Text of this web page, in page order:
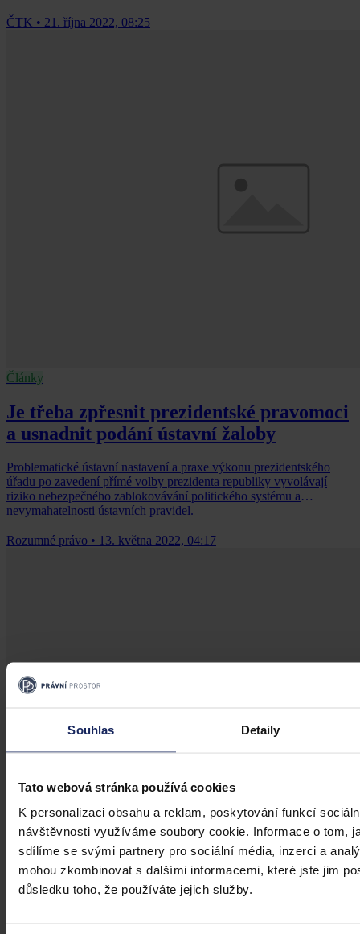
Souhlas Detaily
Tato webová stránka používá cookies
K personalizaci obsahu a reklam, poskytování funkcí
návštěvnosti využíváme soubory cookie. Informace o tom,
sdílíme se svými partnery pro sociální média, inzerci a
mohou zkombinovat s dalšími informacemi, které jste jim
důsledku toho, že používáte jejich služby.
ČTK • 21. října 2022, 08:25
Články
Je třeba zpřesnit prezidentské pravomoci
a usnadnit podání ústavní žaloby
Problematické ústavní nastavení a praxe výkonu prezidentského
úřadu po zavedení přímé volby prezidenta republiky vyvolávají
riziko nebezpečného zablokovávání politického systému a
nevymahatelnosti ústavních pravidel.
Rozumné právo • 13. května 2022, 04:17
Aktuality